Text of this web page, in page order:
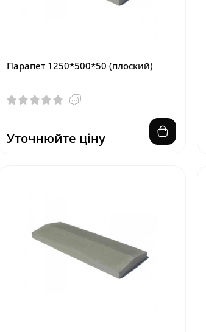
Парапет 1250*500*50 (плоский)
Уточнюйте ціну